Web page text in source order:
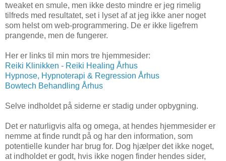
tweaket en smule, men ikke desto mindre er jeg rimelig
tilfreds med resultatet, set i lyset af at jeg ikke aner noget
som helst om web-programmering. De er ikke ligefrem
prangende, men de fungerer.
Her er links til min mors tre hjemmesider:
Reiki Klinikken - Reiki Healing Århus
Hypnose, Hypnoterapi & Regression Århus
Bowtech Behandling Århus
Selve indholdet på siderne er stadig under opbygning.
Det er naturligvis alfa og omega, at hendes hjemmesider er
nemme at finde rundt på og har den information, som
potentielle kunder har brug for. Dog hjælper det ikke noget,
at indholdet er godt, hvis ikke nogen finder hendes sider,